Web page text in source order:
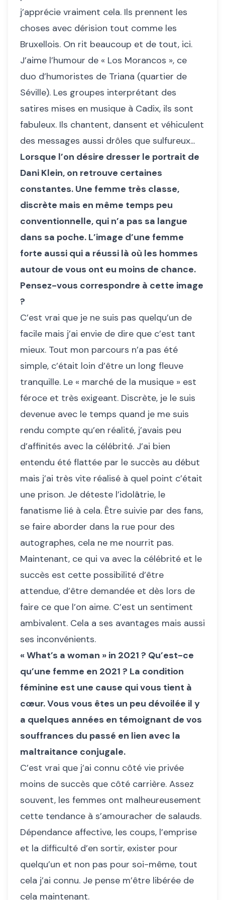
j’apprécie vraiment cela. Ils prennent les
choses avec dérision tout comme les
Bruxellois. On rit beaucoup et de tout, ici.
J’aime l’humour de « Los Morancos », ce
duo d’humoristes de Triana (quartier de
Séville). Les groupes interprétant des
satires mises en musique à Cadix, ils sont
fabuleux. Ils chantent, dansent et véhiculent
des messages aussi drôles que sulfureux...
Lorsque l’on désire dresser le portrait de
Dani Klein, on retrouve certaines
constantes. Une femme très classe,
discrète mais en même temps peu
conventionnelle, qui n’a pas sa langue
dans sa poche. L’image d’une femme
forte aussi qui a réussi là où les hommes
autour de vous ont eu moins de chance.
Pensez-vous correspondre à cette image
?
C’est vrai que je ne suis pas quelqu’un de
facile mais j’ai envie de dire que c’est tant
mieux. Tout mon parcours n’a pas été
simple, c’était loin d’être un long fleuve
tranquille. Le « marché de la musique » est
féroce et très exigeant. Discrète, je le suis
devenue avec le temps quand je me suis
rendu compte qu’en réalité, j’avais peu
d’affinités avec la célébrité. J’ai bien
entendu été flattée par le succès au début
mais j’ai très vite réalisé à quel point c’était
une prison. Je déteste l’idolâtrie, le
fanatisme lié à cela. Être suivie par des fans,
se faire aborder dans la rue pour des
autographes, cela ne me nourrit pas.
Maintenant, ce qui va avec la célébrité et le
succès est cette possibilité d’être
attendue, d’être demandée et dès lors de
faire ce que l’on aime. C’est un sentiment
ambivalent. Cela a ses avantages mais aussi
ses inconvénients.
« What’s a woman » in 2021 ? Qu’est-ce
qu’une femme en 2021 ? La condition
féminine est une cause qui vous tient à
cœur. Vous vous êtes un peu dévoilée il y
a quelques années en témoignant de vos
souffrances du passé en lien avec la
maltraitance conjugale.
C’est vrai que j’ai connu côté vie privée
moins de succès que côté carrière. Assez
souvent, les femmes ont malheureusement
cette tendance à s’amouracher de salauds.
Dépendance affective, les coups, l’emprise
et la difficulté d’en sortir, exister pour
quelqu’un et non pas pour soi-même, tout
cela j’ai connu. Je pense m’être libérée de
cela maintenant.